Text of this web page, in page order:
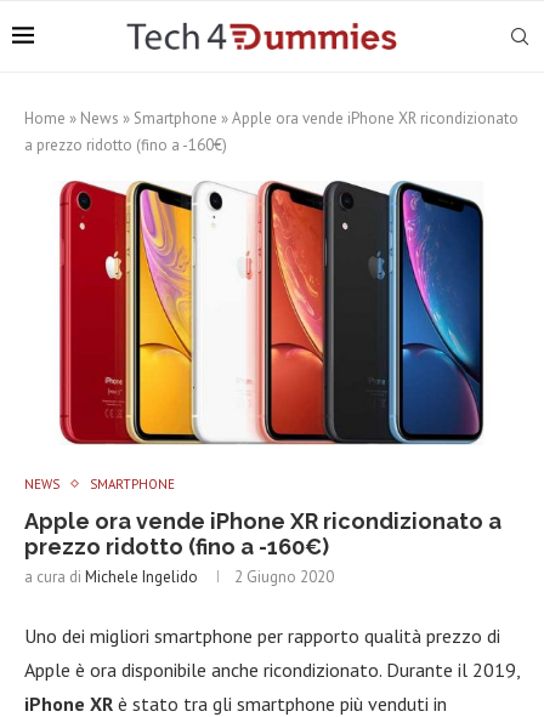
Home » News » Smartphone »Apple ora vende iPhone XR ricondizionato
a prezzo ridotto (fino a -160€)
NEWS SMARTPHONE
Apple ora vende iPhone XR ricondizionato a
prezzo ridotto (fino a -160€)
a cura di Michele Ingelido 2 Giugno 2020
Uno dei migliori smartphone per rapporto qualità prezzo di
Apple è ora disponibile anche ricondizionato. Durante il 2019,
iPhone XR è stato tra gli smartphone più venduti in